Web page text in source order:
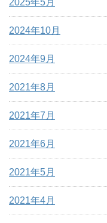
2025年5月
2024年10月
2024年9月
2021年8月
2021年7月
2021年6月
2021年5月
2021年4月